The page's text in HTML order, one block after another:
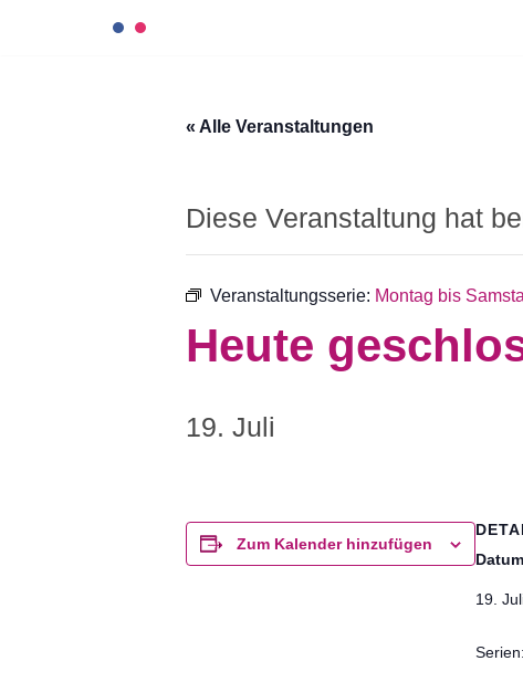
« Alle Veranstaltungen
Diese Veranstaltung hat
Veranstaltungsserie: Montag bis
Heute
19. Juli
Zum Kalender hinzufügen
19.
Serien: